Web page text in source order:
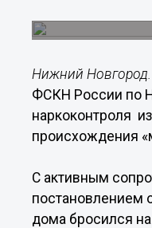
Нижний Новгород.
ФСКН России по
наркоконтроля
происхождения
С активным
постановлением
дома бросился